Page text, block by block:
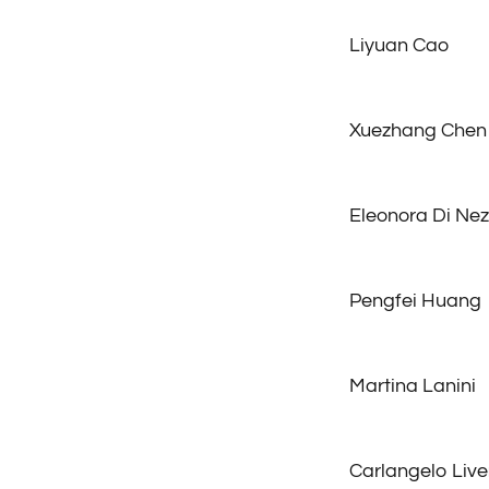
Liyuan Cao
Xuezhang Chen
Eleonora Di
Pengfei Huang
Martina Lanini
Carlangelo